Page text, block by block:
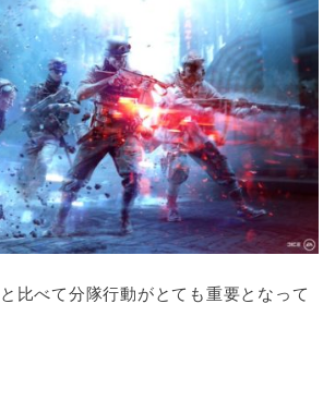
比べて分隊行動がとても重要となって